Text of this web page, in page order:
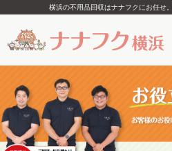
横浜の不用品回収はナナフクにお任せ